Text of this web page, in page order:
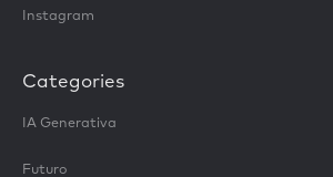
Instagram
Categories
IA Generativa
Futuro